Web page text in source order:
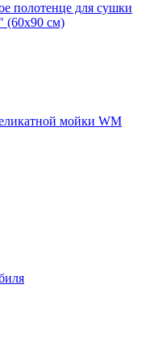
полотенце для сушки
(60х90 см)
мойки WM